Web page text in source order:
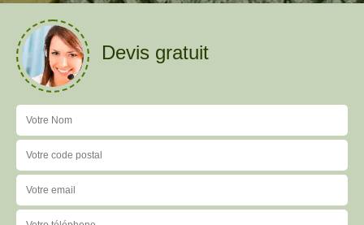
Devis gratuit